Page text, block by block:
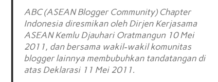
ABC (ASEAN Blogger Community) Chapter
Indonesia diresmikan oleh Dirjen Kerjasama
ASEAN Kemlu Djauhari Oratmangun 10 Mei
2011, dan bersama wakil-wakil komunitas
blogger lainnya membubuhkan tandatangan di
atas Deklarasi 11 Mei 2011.